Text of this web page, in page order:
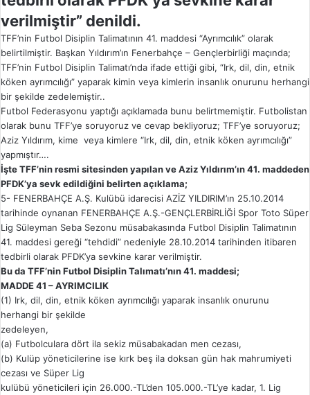
verilmiştir” denildi.
TFF’nin Futbol Disiplin Talimatının 41. maddesi “Ayrımcılık” olarak
belirtilmiştir. Başkan Yıldırım’ın Fenerbahçe – Gençlerbirliği maçında;
TFF’nin Futbol Disiplin Talimatı’nda ifade ettiği gibi, “Irk, dil, din, etnik
köken ayrımcılığı” yaparak kimin veya kimlerin insanlık onurunu herhangi
bir şekilde zedelemiştir..
Futbol Federasyonu yaptığı açıklamada bunu belirtmemiştir. Futbolistan
olarak bunu TFF’ye soruyoruz ve cevap bekliyoruz; TFF’ye soruyoruz;
Aziz Yıldırım, kime veya kimlere “Irk, dil, din, etnik köken ayrımcılığı”
yapmıştır….
İşte TFF’nin resmi sitesinden yapılan ve Aziz Yıldırım’ın 41. maddeden
PFDK’ya sevk edildiğini belirten açıklama;
5- FENERBAHÇE A.Ş. Kulübü idarecisi AZİZ YILDIRIM’ın 25.10.2014
tarihinde oynanan FENERBAHÇE A.Ş.-GENÇLERBİRLİĞİ Spor Toto Süper
Lig Süleyman Seba Sezonu müsabakasında Futbol Disiplin Talimatının
41. maddesi gereği “tehdidi” nedeniyle 28.10.2014 tarihinden itibaren
tedbirli olarak PFDK’ya sevkine karar verilmiştir.
Bu da TFF’nin Futbol Disiplin Talımatı’nın 41. maddesi;
MADDE 41 – AYRIMCILIK
(1) Irk, dil, din, etnik köken ayrımcılığı yaparak insanlık onurunu
herhangi bir şekilde
zedeleyen,
(a) Futbolculara dört ila sekiz müsabakadan men cezası,
(b) Kulüp yöneticilerine ise kırk beş ila doksan gün hak mahrumiyeti
cezası ve Süper Lig
kulübü yöneticileri için 26.000.-TL’den 105.000.-TL’ye kadar, 1. Lig